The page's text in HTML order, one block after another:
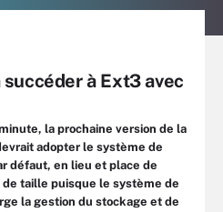
à Ext3 avec
la prochaine version de la
adopter le système de
défaut, en lieu et place de
taille puisque le système de
la gestion du stockage et de